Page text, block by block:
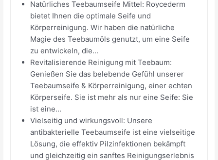
Natürliches Teebaumseife Mittel: Roycederm
bietet Ihnen die optimale Seife und
Körperreinigung. Wir haben die natürliche
Magie des Teebaumöls genutzt, um eine Seife
zu entwickeln, die...
Revitalisierende Reinigung mit Teebaum:
Genießen Sie das belebende Gefühl unserer
Teebaumseife & Körperreinigung, einer echten
Körperseife. Sie ist mehr als nur eine Seife: Sie
ist eine...
Vielseitig und wirkungsvoll: Unsere
antibakterielle Teebaumseife ist eine vielseitige
Lösung, die effektiv Pilzinfektionen bekämpft
und gleichzeitig ein sanftes Reinigungserlebnis